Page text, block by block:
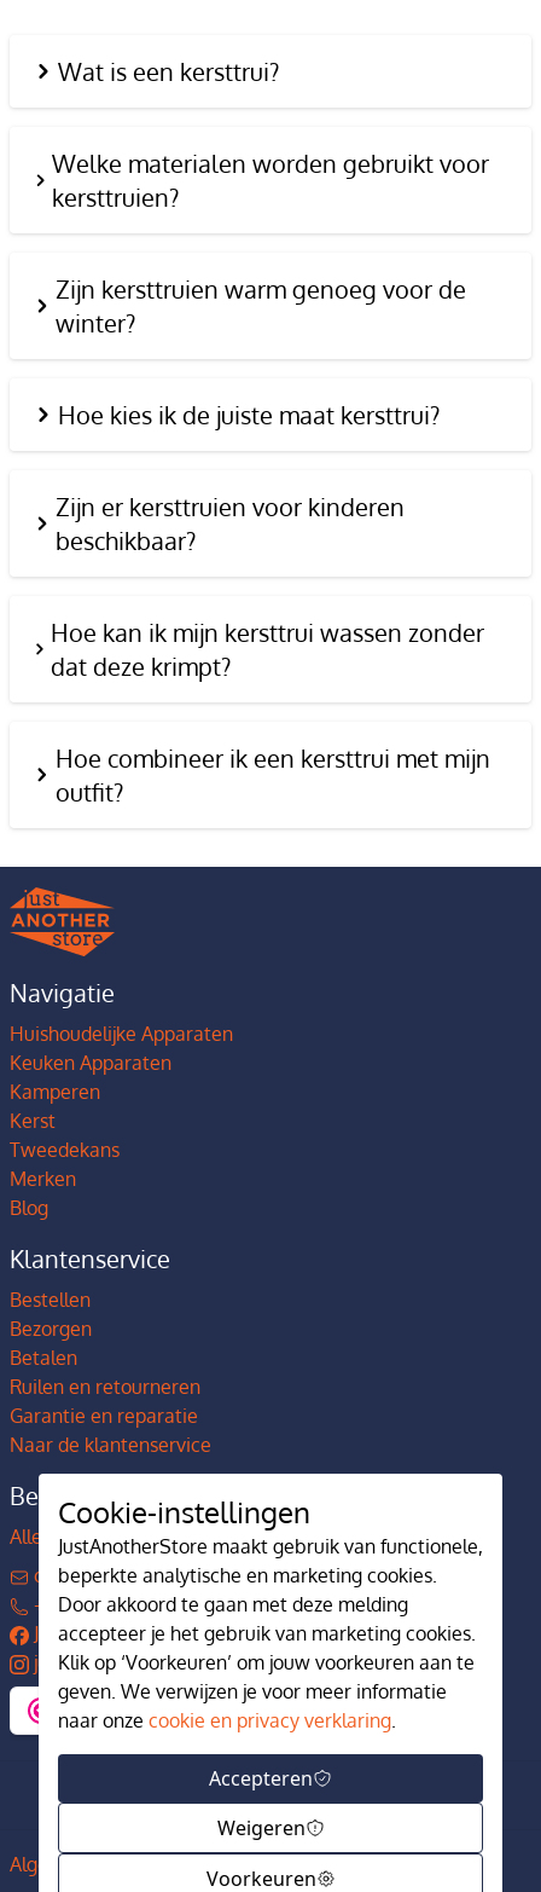
Wat is een kersttrui?
Welke materialen worden gebruikt voor
kersttruien?
Zijn kersttruien warm genoeg voor de
winter?
Hoe kies ik de juiste maat kersttrui?
Zijn er kersttruien voor kinderen
beschikbaar?
Hoe kan ik mijn kersttrui wassen zonder
dat deze krimpt?
Hoe combineer ik een kersttrui met mijn
outfit?
Navigatie
Huishoudelijke Apparaten
Keuken Apparaten
Kamperen
Kerst
Tweedekans
Merken
Blog
Klantenservice
Bestellen
Bezorgen
Betalen
Ruilen en retourneren
Garantie en reparatie
Naar de klantenservice
Bedrijfsgegevens
Alles over JustAnotherStore
contact@justanotherstore.nl
+31 73 644 7405
JustAnotherStore
justanotherstore.nl
Algemene voorwaarden Privacy en cookiebeleid
Cookie-instellingen
JustAnotherStore maakt gebruik van functionele,
beperkte analytische en marketing cookies.
Door akkoord te gaan met deze melding
accepteer je het gebruik van marketing cookies.
Klik op ‘Voorkeuren’ om jouw voorkeuren aan te
geven. We verwijzen je voor meer informatie
naar onze cookie en privacy verklaring.
Accepteren
Weigeren
Voorkeuren